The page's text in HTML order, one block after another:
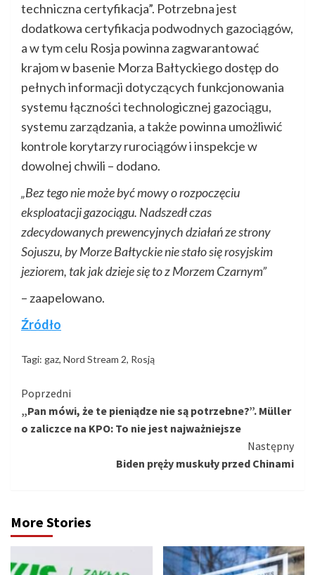
techniczna certyfikacja”. Potrzebna jest
dodatkowa certyfikacja podwodnych gazociągów,
a w tym celu Rosja powinna zagwarantować
krajom w basenie Morza Bałtyckiego dostęp do
pełnych informacji dotyczących funkcjonowania
systemu łączności technologicznej gazociągu,
systemu zarządzania, a także powinna umożliwić
kontrole korytarzy rurociągów i inspekcje w
dowolnej chwili – dodano.
„Bez tego nie może być mowy o rozpoczęciu
eksploatacji gazociągu. Nadszedł czas
zdecydowanych prewencyjnych działań ze strony
Sojuszu, by Morze Bałtyckie nie stało się rosyjskim
jeziorem, tak jak dzieje się to z Morzem Czarnym”
– zaapelowano.
Źródło
Tagi: gaz, Nord Stream 2, Rosją
Kontynuuj
czytanie
Poprzedni
„Pan mówi, że te pieniądze nie są potrzebne?”. Müller
o zaliczce na KPO: To nie jest najważniejsze
Następny
Biden pręży muskuły przed Chinami
More Stories